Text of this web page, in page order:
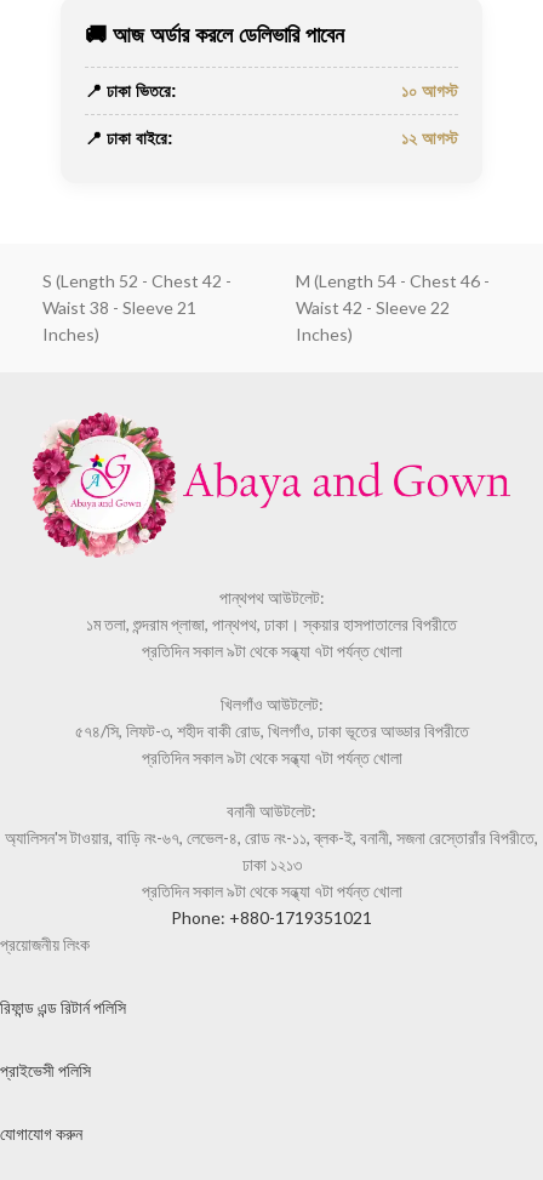
🚚 আজ অর্ডার করলে ডেলিভারি পাবেন
📍 ঢাকা ভিতরে: ১০ আগস্ট
📍 ঢাকা বাইরে: ১২ আগস্ট
S (Length 52 - Chest 42 -
Waist 38 - Sleeve 21
Inches)
M (Length 54 - Chest 46 -
Waist 42 - Sleeve 22
Inches)
পান্থপথ আউটলেট:
১ম তলা, শুন্দরাম প্লাজা, পান্থপথ, ঢাকা। স্কয়ার হাসপাতালের বিপরীতে
প্রতিদিন সকাল ৯টা থেকে সন্ধ্যা ৭টা পর্যন্ত খোলা
খিলগাঁও আউটলেট:
৫৭৪/সি, লিফট-৩, শহীদ বাকী রোড, খিলগাঁও, ঢাকা ভূতের আড্ডার বিপরীতে
প্রতিদিন সকাল ৯টা থেকে সন্ধ্যা ৭টা পর্যন্ত খোলা
বনানী আউটলেট:
অ্যালিসন'স টাওয়ার, বাড়ি নং-৬৭, লেভেল-৪, রোড নং-১১, ব্লক-ই, বনানী, সজনা রেস্তোরাঁর বিপরীতে,
ঢাকা ১২১৩
প্রতিদিন সকাল ৯টা থেকে সন্ধ্যা ৭টা পর্যন্ত খোলা
Phone: +880-1719351021
প্রয়োজনীয় লিংক
রিফান্ড এন্ড রিটার্ন পলিসি
প্রাইভেসী পলিসি
যোগাযোগ করুন